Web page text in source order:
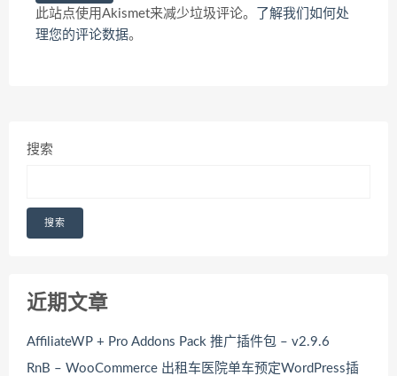
此站点使用Akismet来减少垃圾评论。
了解我们如何处
理您的评论数据。
搜索
搜索
近期文章
AffiliateWP + Pro Addons Pack 推广插件包 – v2.9.6
RnB – WooCommerce 出租车医院单车预定WordPress插